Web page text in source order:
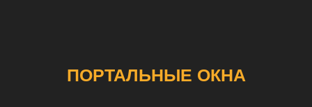
ПОРТАЛЬНЫЕ ОКНА